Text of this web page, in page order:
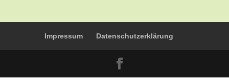
Impressum Datenschutzerklärung